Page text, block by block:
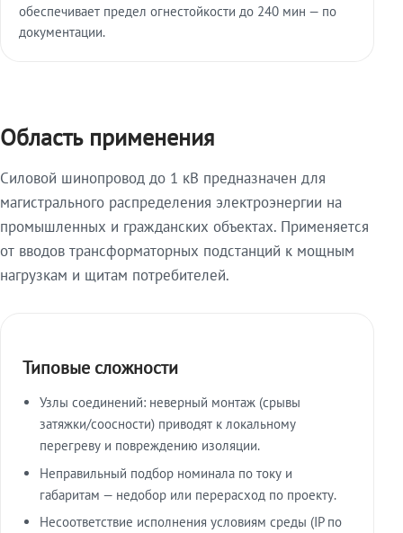
обеспечивает предел огнестойкости до 240 мин — по
документации.
Область применения
Силовой шинопровод до 1 кВ предназначен для
магистрального распределения электроэнергии на
промышленных и гражданских объектах. Применяется
от вводов трансформаторных подстанций к мощным
нагрузкам и щитам потребителей.
Типовые сложности
Узлы соединений: неверный монтаж (срывы
затяжки/соосности) приводят к локальному
перегреву и повреждению изоляции.
Неправильный подбор номинала по току и
габаритам — недобор или перерасход по проекту.
Несоответствие исполнения условиям среды (IP по